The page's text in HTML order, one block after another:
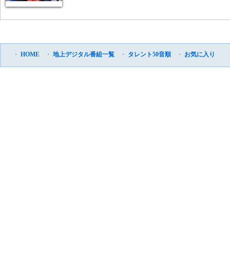
・ HOME ・ 地上デジタル番組一覧 ・ タレント50音順 ・ お気に入り